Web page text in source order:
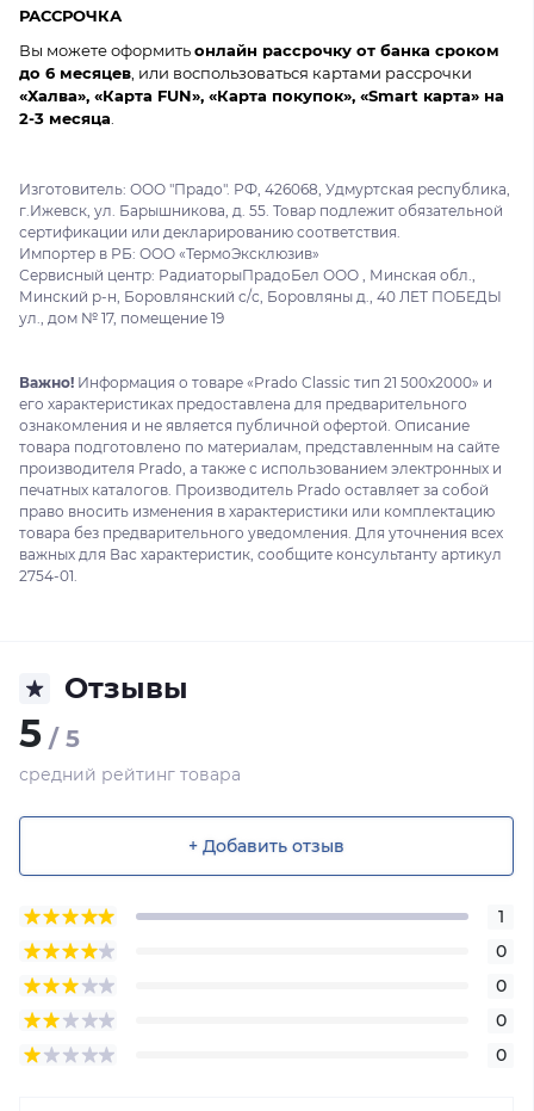
РАССРОЧКА
Вы можете оформитьонлайн рассрочку от банка сроком
до 6 месяцев , или воспользоваться картами рассрочки
«Халва», «Карта FUN», «Карта покупок», «Smart карта» на
2-3 месяца
Изготовитель: ООО "Прадо". РФ, 426068, Удмуртская республика,
г.Ижевск, ул. Барышникова, д. 55. Товар подлежит обязательной
сертификации или декларированию соответствия.
Импортер в РБ: ООО «ТермоЭксклюзив»
Сервисный центр: РадиаторыПрадоБел ООО , Минская обл.,
Минский р-н, Боровлянский с/с, Боровляны д., 40 ЛЕТ ПОБЕДЫ
ул., дом № 17, помещение 19
Важно! Информация о товаре «Prado Classic тип 21 500x2000» и
его характеристиках предоставлена для предварительного
ознакомления и не является публичной офертой. Описание
товара подготовлено по материалам, представленным на сайте
производителя Prado, а также с использованием электронных и
печатных каталогов. Производитель Prado оставляет за собой
право вносить изменения в характеристики или комплектацию
товара без предварительного уведомления. Для уточнения всех
важных для Вас характеристик, сообщите консультанту артикул
2754-01.
Отзывы
5 / 5
средний рейтинг товара
+ Добавить отзыв
1
0
0
0
0